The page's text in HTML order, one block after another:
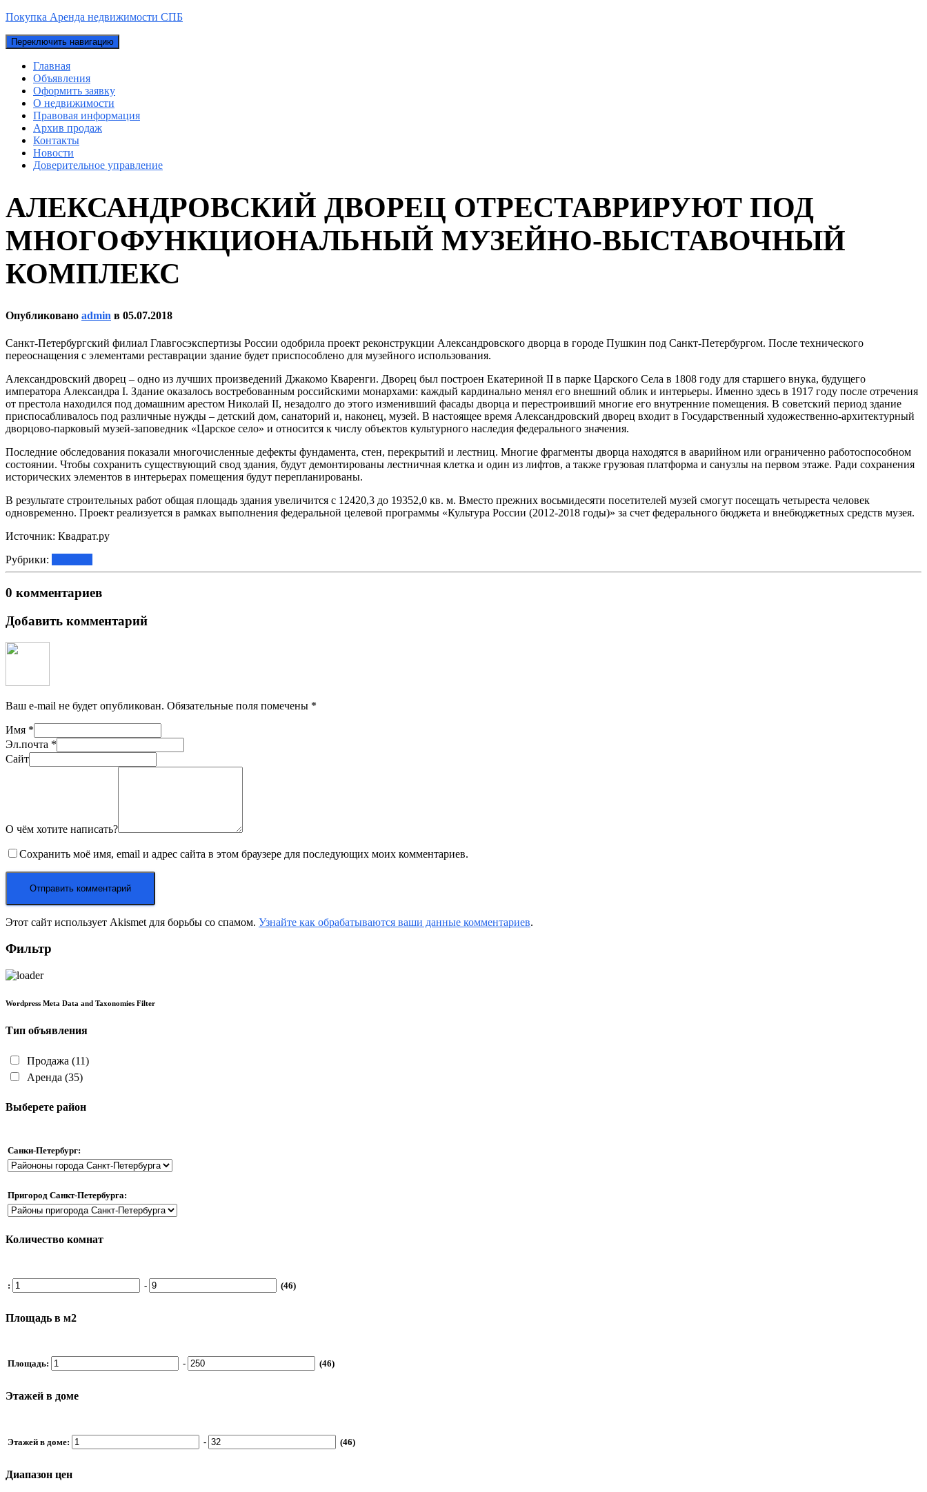
Покупка Аренда недвижимости СПБ
Переключить навигацию
Главная
Объявления
Оформить заявку
О недвижимости
Правовая информация
Архив продаж
Контакты
Новости
Доверительное управление
АЛЕКСАНДРОВСКИЙ ДВОРЕЦ ОТРЕСТАВРИРУЮТ ПОД
МНОГОФУНКЦИОНАЛЬНЫЙ МУЗЕЙНО-ВЫСТАВОЧНЫЙ
КОМПЛЕКС
Опубликовано admin в 05.07.2018
Санкт-Петербургский филиал Главгосэкспертизы России одобрила проект реконструкции Александровского дворца в городе Пушкин под Санкт-Петербургом. После технического
переоснащения с элементами реставрации здание будет приспособлено для музейного использования.
Александровский дворец – одно из лучших произведений Джакомо Кваренги. Дворец был построен Екатериной II в парке Царского Села в 1808 году для старшего внука, будущего
императора Александра I. Здание оказалось востребованным российскими монархами: каждый кардинально менял его внешний облик и интерьеры. Именно здесь в 1917 году после отречения
от престола находился под домашним арестом Николай II, незадолго до этого изменивший фасады дворца и перестроивший многие его внутренние помещения. В советский период здание
приспосабливалось под различные нужды – детский дом, санаторий и, наконец, музей. В настоящее время Александровский дворец входит в Государственный художественно-архитектурный
дворцово-парковый музей-заповедник «Царское село» и относится к числу объектов культурного наследия федерального значения.
Последние обследования показали многочисленные дефекты фундамента, стен, перекрытий и лестниц. Многие фрагменты дворца находятся в аварийном или ограниченно работоспособном
состоянии. Чтобы сохранить существующий свод здания, будут демонтированы лестничная клетка и один из лифтов, а также грузовая платформа и санузлы на первом этаже. Ради сохранения
исторических элементов в интерьерах помещения будут перепланированы.
В результате строительных работ общая площадь здания увеличится с 12420,3 до 19352,0 кв. м. Вместо прежних восьмидесяти посетителей музей смогут посещать четыреста человек
одновременно. Проект реализуется в рамках выполнения федеральной целевой программы «Культура России (2012-2018 годы)» за счет федерального бюджета и внебюджетных средств музея.
Источник: Квадрат.ру
Рубрики:
0 комментариев
Добавить комментарий
Ваш e-mail не будет опубликован. Обязательные поля помечены *
Имя *
Эл.почта *
Сайт
О чём хотите написать?
Сохранить моё имя, email и адрес сайта в этом браузере для последующих моих комментариев.
Этот сайт использует Akismet для борьбы со спамом. Узнайте как обрабатываются ваши данные комментариев.
Фильтр
Wordpress Meta Data and Taxonomies Filter
Тип объявления
Продажа (11)
Аренда (35)
Выберете район
Санки-Петербург:
Пригород Санкт-Петербурга:
Количество комнат
: - (46)
Площадь в м2
Площадь: - (46)
Этажей в доме
Этажей в доме: - (46)
Диапазон цен